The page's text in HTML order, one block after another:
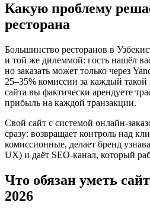
Какую проблему
ресторана
Большинство ресторанов в
и той же дилеммой: гость нашёл
но заказать может только через
25–35% комиссии за каждый такой
сайта вы фактически арендуете
прибыль на каждой транзакции.
Свой сайт с системой онлайн-
сразу: возвращает контроль над
комиссионные, делает бренд
UX) и даёт SEO-канал, который
Что обязан уметь
2026